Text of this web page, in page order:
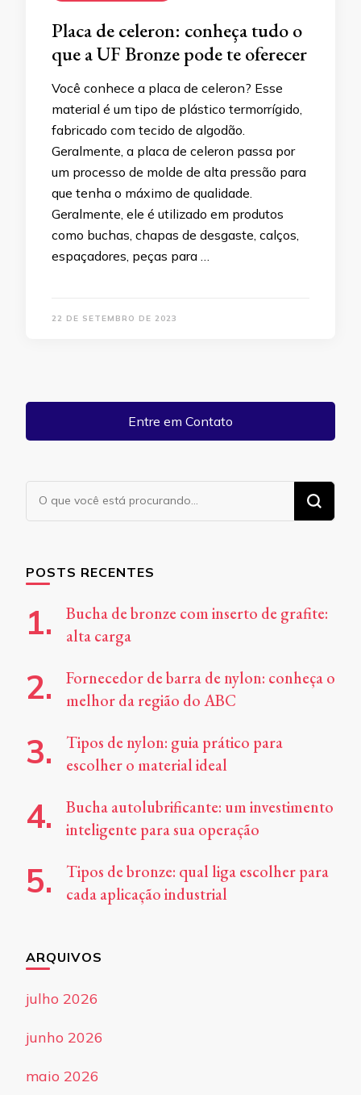
Placa de celeron: conheça tudo o
que a UF Bronze pode te oferecer
Você conhece a placa de celeron? Esse
material é um tipo de plástico termorrígido,
fabricado com tecido de algodão.
Geralmente, a placa de celeron passa por
um processo de molde de alta pressão para
que tenha o máximo de qualidade.
Geralmente, ele é utilizado em produtos
como buchas, chapas de desgaste, calços,
espaçadores, peças para …
22 DE SETEMBRO DE 2023
Entre em Contato
Procurando
algo?
POSTS RECENTES
Bucha de bronze com inserto de grafite:
alta carga
Fornecedor de barra de nylon: conheça o
melhor da região do ABC
Tipos de nylon: guia prático para
escolher o material ideal
Bucha autolubrificante: um investimento
inteligente para sua operação
Tipos de bronze: qual liga escolher para
cada aplicação industrial
ARQUIVOS
julho 2026
junho 2026
maio 2026